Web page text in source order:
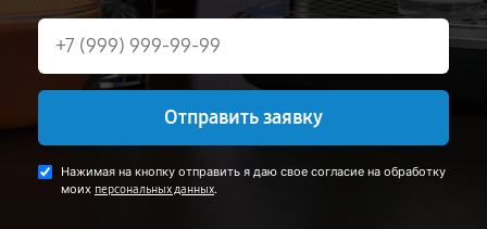
Отправить заявку
Нажимая на кнопку отправить я даю свое согласие на обработку
моих персональных данных.